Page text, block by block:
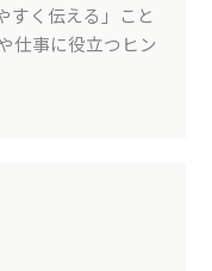
すく伝える」こと
仕事に役立つヒン